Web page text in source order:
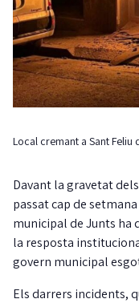
Local cremant a Sant Feliu
Davant la gravetat
passat cap de
municipal de Junts ha
la resposta
govern municipal
Els darrers incidents,